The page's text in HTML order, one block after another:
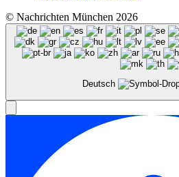
© Nachrichten München 2026
Deutsch